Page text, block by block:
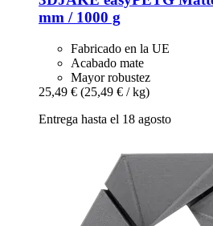
mm / 1000 g
Fabricado en la UE
Acabado mate
Mayor robustez
25,49 € (25,49 € / kg)
Entrega hasta el 18 agosto